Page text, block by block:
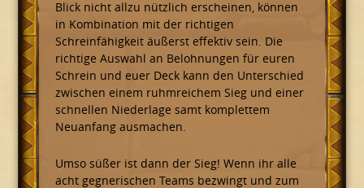
Blick nicht allzu nützlich erscheinen, können
in Kombination mit der richtigen
Schreinfähigkeit äußerst effektiv sein. Die
richtige Auswahl an Belohnungen für euren
Schrein und euer Deck kann den Unterschied
zwischen einem ruhmreichem Sieg und einer
schnellen Niederlage samt komplettem
Neuanfang ausmachen.
Umso süßer ist dann der Sieg! Wenn ihr alle
acht gegnerischen Teams bezwingt und zum